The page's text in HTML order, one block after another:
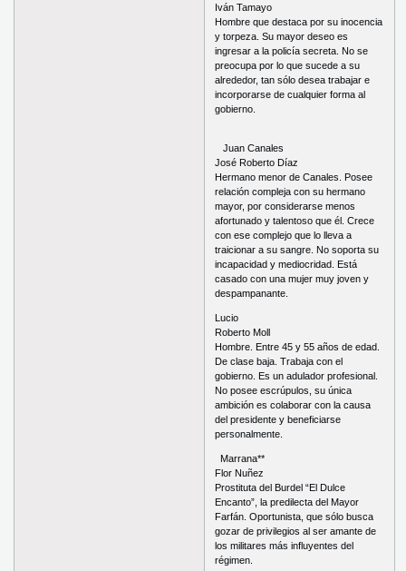
Iván Tamayo
Hombre que destaca por su inocencia
y torpeza. Su mayor deseo es
ingresar a la policía secreta. No se
preocupa por lo que sucede a su
alrededor, tan sólo desea trabajar e
incorporarse de cualquier forma al
gobierno.
Juan Canales
José Roberto Díaz
Hermano menor de Canales. Posee
relación compleja con su hermano
mayor, por considerarse menos
afortunado y talentoso que él. Crece
con ese complejo que lo lleva a
traicionar a su sangre. No soporta su
incapacidad y mediocridad. Está
casado con una mujer muy joven y
despampanante.
Lucio
Roberto Moll
Hombre. Entre 45 y 55 años de edad.
De clase baja. Trabaja con el
gobierno. Es un adulador profesional.
No posee escrúpulos, su única
ambición es colaborar con la causa
del presidente y beneficiarse
personalmente.
Marrana**
Flor Nuñez
Prostituta del Burdel “El Dulce
Encanto”, la predilecta del Mayor
Farfán. Oportunista, que sólo busca
gozar de privilegios al ser amante de
los militares más influyentes del
régimen.